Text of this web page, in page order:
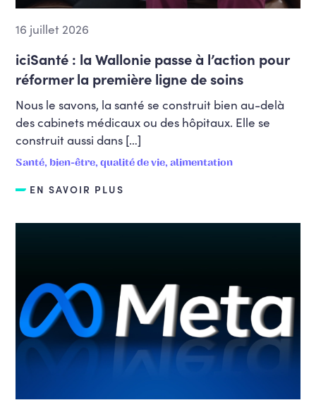
16 juillet 2026
iciSanté : la Wallonie passe à l’action pour
réformer la première ligne de soins
Nous le savons, la santé se construit bien au-delà
des cabinets médicaux ou des hôpitaux. Elle se
construit aussi dans […]
Santé, bien-être, qualité de vie, alimentation
EN SAVOIR PLUS